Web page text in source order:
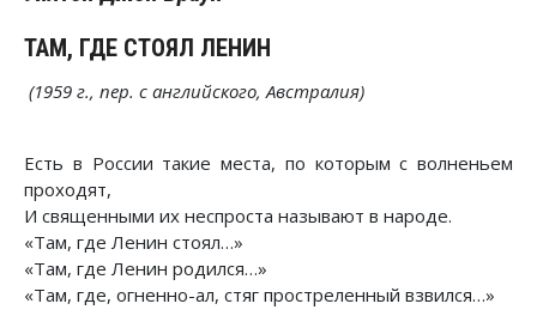
ТАМ, ГДЕ СТОЯЛ ЛЕНИН
(1959 г., пер. с английского, Австралия)
Есть в России такие места, по которым с волненьем
проходят,
И священными их неспроста называют в народе.
«Там, где Ленин стоял…»
«Там, где Ленин родился…»
«Там, где, огненно-ал, стяг простреленный взвился…»